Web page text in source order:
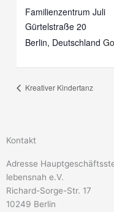
Familienzentrum Juli
Gürtelstraße 20
Berlin, Deutschland
Kreativer Kindertanz
Kontakt
Adresse
lebensnah e.V.
Richard-Sorge-Str. 17
10249 Berlin